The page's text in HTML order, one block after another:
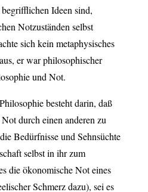
Ideen sind,
Notzuständen selbst
sich kein metaphysisches
er war philosophischer
und Not.
besteht darin, daß
durch einen anderen zu
Bedürfnisse und Sehnsüchte
selbst in ihr zum
die ökonomische Not eines
Schmerz dazu), sei es